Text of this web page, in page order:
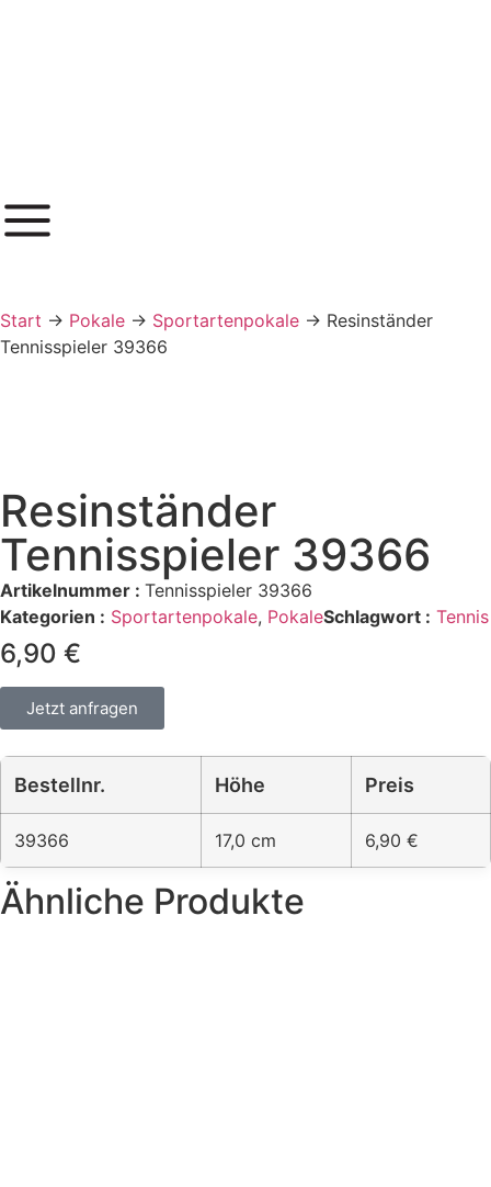
Start → Pokale → Sportartenpokale → Resinständer
Tennisspieler 39366
Resinständer
Tennisspieler 39366
Artikelnummer : Tennisspieler 39366
Kategorien : Sportartenpokale, PokaleSchlagwort : Tennis
6,90 €
Jetzt anfragen
Bestellnr. Höhe Preis
39366 17,0 cm 6,90 €
Ähnliche Produkte